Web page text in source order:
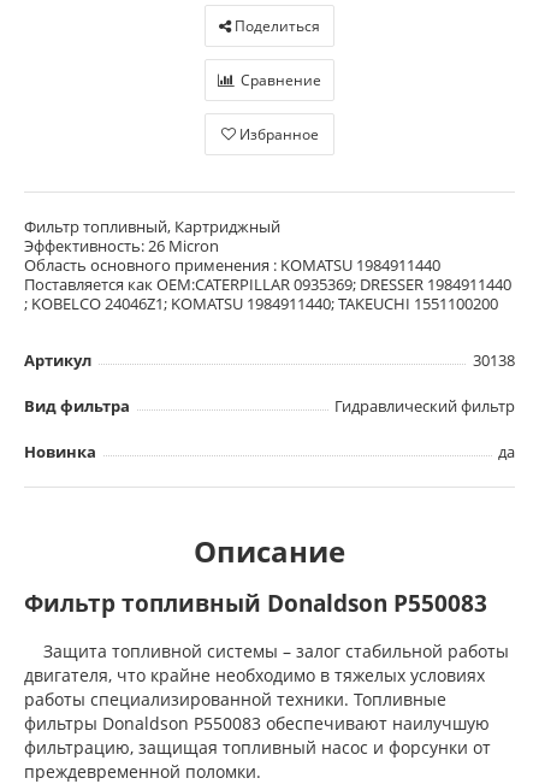
Поделиться
Сравнение
Избранное
Фильтр топливный, Картриджный
Эффективность: 26 Micron
Область основного применения : KOMATSU 1984911440
Поставляется как OEM:CATERPILLAR 0935369; DRESSER 1984911440
; KOBELCO 24046Z1; KOMATSU 1984911440; TAKEUCHI 1551100200
Артикул 30138
Вид фильтра Гидравлический фильтр
Новинка да
Описание
Фильтр топливный Donaldson P550083
Защита топливной системы – залог стабильной работы
двигателя, что крайне необходимо в тяжелых условиях
работы специализированной техники. Топливные
фильтры Donaldson P550083 обеспечивают наилучшую
фильтрацию, защищая топливный насос и форсунки от
преждевременной поломки.